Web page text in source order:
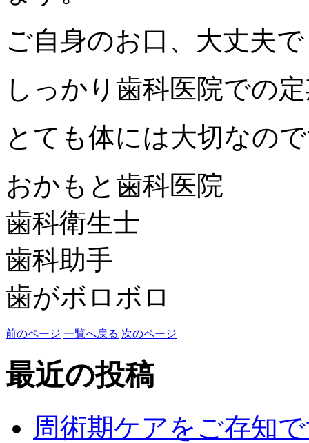
ご自身のお口、大丈夫
しっかり歯科医院での
とても体には大切なの
おかもと歯科医院
歯科衛生士
歯科助手
歯がボロボロ
前のページ 一覧へ戻る 次のページ
最近の投稿
周術期ケアをご存知